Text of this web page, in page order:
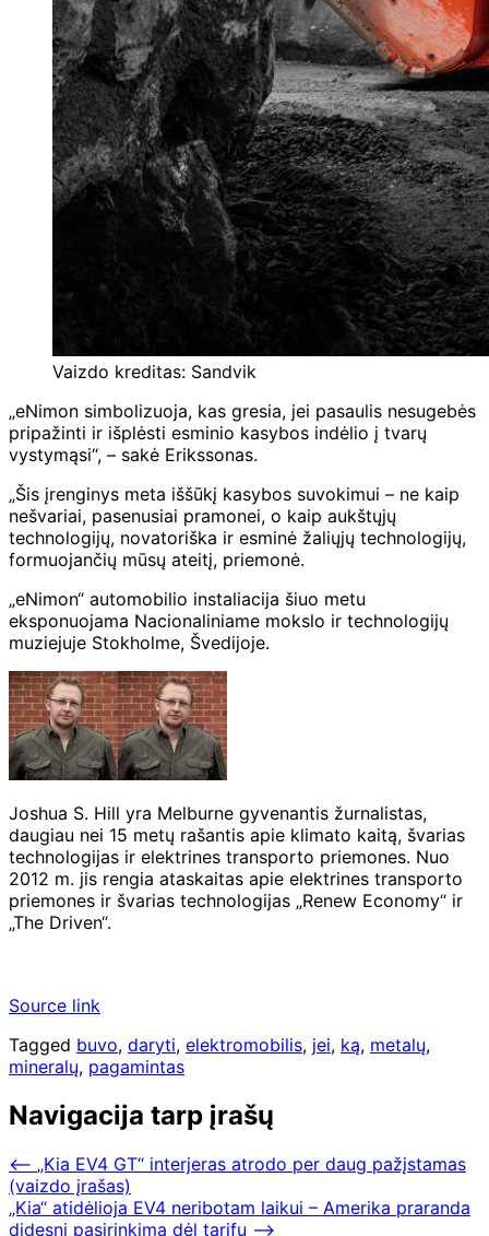
Vaizdo kreditas: Sandvik
„eNimon simbolizuoja, kas gresia, jei pasaulis nesugebės
pripažinti ir išplėsti esminio kasybos indėlio į tvarų
vystymąsi“, – sakė Erikssonas.
„Šis įrenginys meta iššūkį kasybos suvokimui – ne kaip
nešvariai, pasenusiai pramonei, o kaip aukštųjų
technologijų, novatoriška ir esminė žaliųjų technologijų,
formuojančių mūsų ateitį, priemonė.
„eNimon“ automobilio instaliacija šiuo metu
eksponuojama Nacionaliniame mokslo ir technologijų
muziejuje Stokholme, Švedijoje.
Joshua S. Hill yra Melburne gyvenantis žurnalistas,
daugiau nei 15 metų rašantis apie klimato kaitą, švarias
technologijas ir elektrines transporto priemones. Nuo
2012 m. jis rengia ataskaitas apie elektrines transporto
priemones ir švarias technologijas „Renew Economy“ ir
„The Driven“.
Source link
Tagged buvo, daryti, elektromobilis, jei, ką, metalų,
mineralų, pagamintas
Navigacija tarp įrašų
⟵ „Kia EV4 GT“ interjeras atrodo per daug pažįstamas
(vaizdo įrašas)
„Kia“ atidėlioja EV4 neribotam laikui – Amerika praranda
didesnį pasirinkimą dėl tarifų ⟶